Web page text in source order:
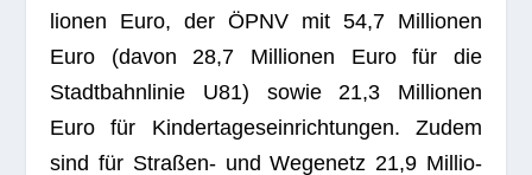
lio­nen Euro, der ÖPNV mit 54,7 Mil­lio­nen
Euro (davon 28,7 Mil­lio­nen Euro für die
Stadt­bahn­li­nie U81) sowie 21,3 Mil­lio­nen
Euro für Kin­der­ta­ges­ein­rich­tun­gen. Zudem
sind für Stra­ßen- und Wege­netz 21,9 Mil­lio­